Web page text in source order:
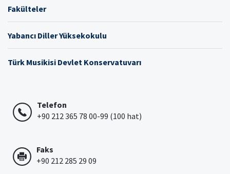
Fakülteler
Yabancı Diller Yüksekokulu
Türk Musikisi Devlet Konservatuvarı
Telefon
+90 212 365 78 00-99 (100 hat)
Faks
+90 212 285 29 09